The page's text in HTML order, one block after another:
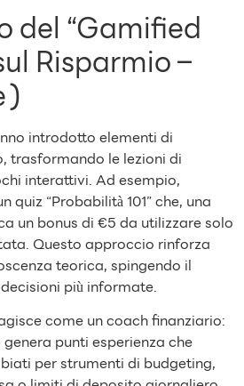
del “Gamified
Risparmio –
)
introdotto elementi di
trasformando le lezioni di
interattivi. Ad esempio,
quiz “Probabilità 101” che, una
un bonus di €5 da utilizzare solo
Questo approccio rinforza
teorica, spingendo il
più informate.
come un coach finanziario:
punti esperienza che
per strumenti di budgeting,